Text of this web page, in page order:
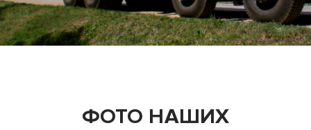
ФОТО НАШИХ